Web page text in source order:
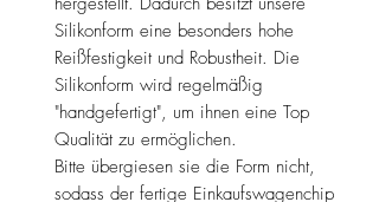
Silikonform eine besonders hohe
Reißfestigkeit und Robustheit. Die
Silikonform wird regelmäßig
"handgefertigt", um ihnen eine Top
Qualität zu ermöglichen.
Bitte übergiesen sie die Form nicht,
sodass der fertige Einkaufswagenchip